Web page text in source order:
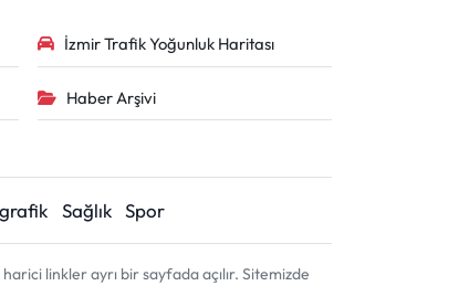
İzmir Trafik Yoğunluk Haritası
Haber Arşivi
Sağlık Spor
linkler ayrı bir sayfada açılır. Sitemizde